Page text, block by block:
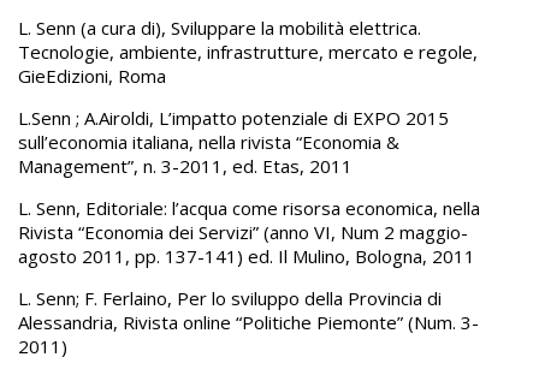
L. Senn (a cura di), Sviluppare la mobilità elettrica.
Tecnologie, ambiente, infrastrutture, mercato e regole,
GieEdizioni, Roma
L.Senn ; A.Airoldi, L’impatto potenziale di EXPO 2015
sull’economia italiana, nella rivista “Economia &
Management”, n. 3-2011, ed. Etas, 2011
L. Senn, Editoriale: l’acqua come risorsa economica, nella
Rivista “Economia dei Servizi” (anno VI, Num 2 maggio-
agosto 2011, pp. 137-141) ed. Il Mulino, Bologna, 2011
L. Senn; F. Ferlaino, Per lo sviluppo della Provincia di
Alessandria, Rivista online “Politiche Piemonte” (Num. 3-
2011)